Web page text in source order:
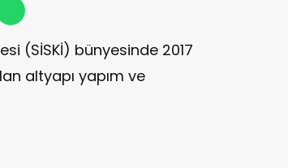
(SİSKİ) bünyesinde 2017
altyapı yapım ve